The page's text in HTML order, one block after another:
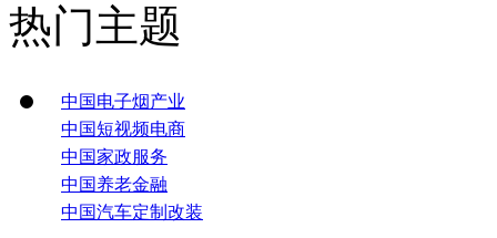
热门主题
中国电子烟产业
中国短视频电商
中国家政服务
中国养老金融
中国汽车定制改装